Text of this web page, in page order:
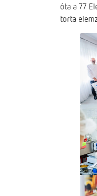
óta a 77
torta